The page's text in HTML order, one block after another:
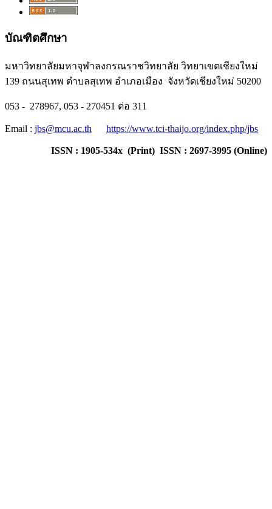
บัณฑิตศึกษา
มหาวิทยาลัยมหาจุฬาลงกรณราชวิทยาลัย วิทยาเขตเชียงใหม่
139 ถนนสุเทพ ตำบลสุเทพ อำเภอเมือง จังหวัดเชียงใหม่ 50200
053 - 278967, 053 - 270451 ต่อ 311
Email : jbs@mcu.ac.th https://www.tci-thaijo.org/index.php/jbs
ISSN : 1905-534x (Print) ISSN : 2697-3995 (Online)